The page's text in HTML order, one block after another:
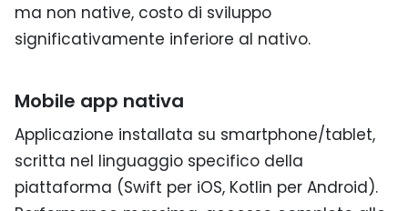
ma non native, costo di sviluppo
significativamente inferiore al nativo.
Mobile app nativa
Applicazione installata su smartphone/tablet,
scritta nel linguaggio specifico della
piattaforma (Swift per iOS, Kotlin per Android).